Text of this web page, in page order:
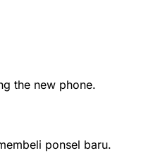
the new phone.
ponsel baru.